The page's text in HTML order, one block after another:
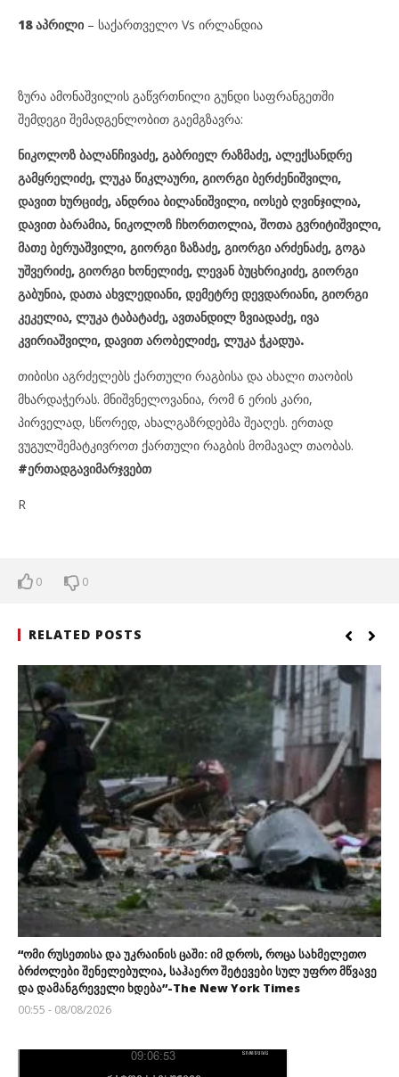
18 აპრილი – საქართველო Vs ირლანდია
ზურა ამონაშვილის გაწვრთნილი გუნდი საფრანგეთში
შემდეგი შემადგენლობით გაემგზავრა:
ნიკოლოზ ბალანჩივაძე, გაბრიელ რაზმაძე, ალექსანდრე
გამყრელიძე, ლუკა წიკლაური, გიორგი ბერძენიშვილი,
დავით ხურციძე, ანდრია ბილანიშვილი, იოსებ ღვინჯილია,
დავით ბარამია, ნიკოლოზ ჩხორთოლია, შოთა გვრიტიშვილი,
მათე ბერუაშვილი, გიორგი ზაზაძე, გიორგი არძენაძე, გოგა
უშვერიძე, გიორგი ხონელიძე, ლევან ბუცხრიკიძე, გიორგი
გაბუნია, დათა ახვლედიანი, დემეტრე დევდარიანი, გიორგი
კეკელია, ლუკა ტაბატაძე, ავთანდილ ზვიადაძე, ივა
კვირიაშვილი, დავით არობელიძე, ლუკა ჭკადუა.
თიბისი აგრძელებს ქართული რაგბისა და ახალი თაობის
მხარდაჭერას. მნიშვნელოვანია, რომ 6 ერის კარი,
პირველად, სწორედ, ახალგაზრდებმა შეაღეს. ერთად
ვუგულშემატკივროთ ქართული რაგბის მომავალ თაობას.
#ერთადგავიმარჯვებთ
R
0 0
RELATED POSTS
“ომი რუსეთისა და უკრაინის ცაში: იმ დროს, როცა სახმელეთო
ბრძოლები შენელებულია, საჰაერო შეტევები სულ უფრო მწვავე
და დამანგრეველი ხდება”-The New York Times
00:55 - 08/08/2026